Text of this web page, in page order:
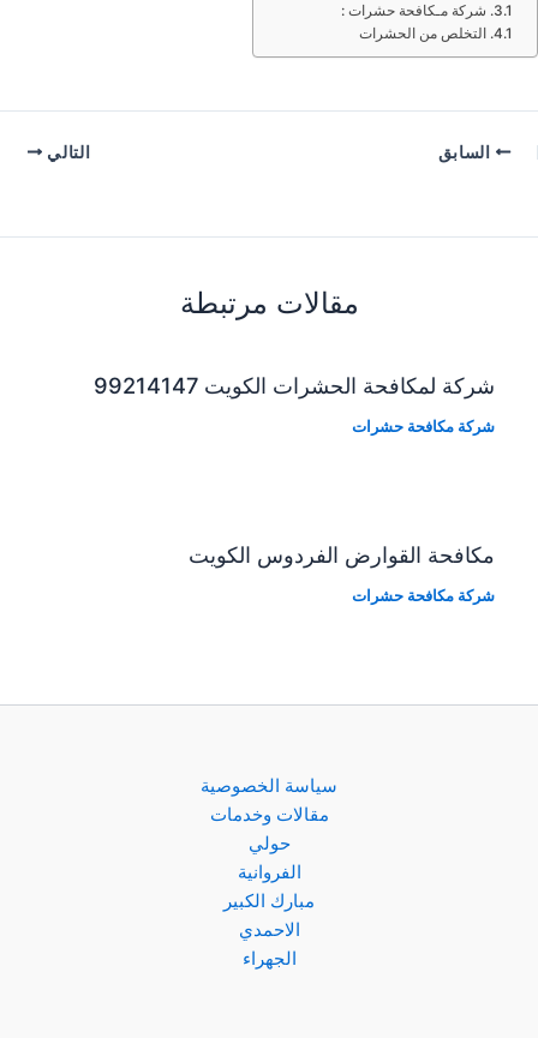
شركة مـكافحة حشرات :
التخلص من الحشرات
السابق التالي
مقالات مرتبطة
شركة لمكافحة الحشرات الكويت 99214147
شركة مكافحة حشرات
مكافحة القوارض الفردوس الكويت
شركة مكافحة حشرات
سياسة الخصوصية
مقالات وخدمات
حولي
الفروانية
مبارك الكبير
الاحمدي
الجهراء